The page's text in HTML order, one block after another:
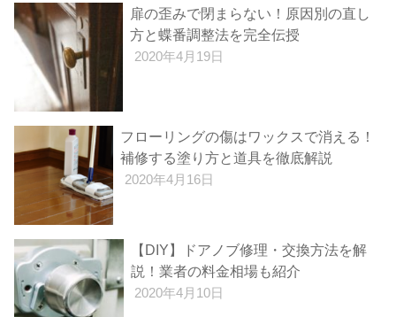
扉の歪みで閉まらない！原因別の直し
方と蝶番調整法を完全伝授
2020年4月19日
フローリングの傷はワックスで消える！
補修する塗り方と道具を徹底解説
2020年4月16日
【DIY】ドアノブ修理・交換方法を解
説！業者の料金相場も紹介
2020年4月10日